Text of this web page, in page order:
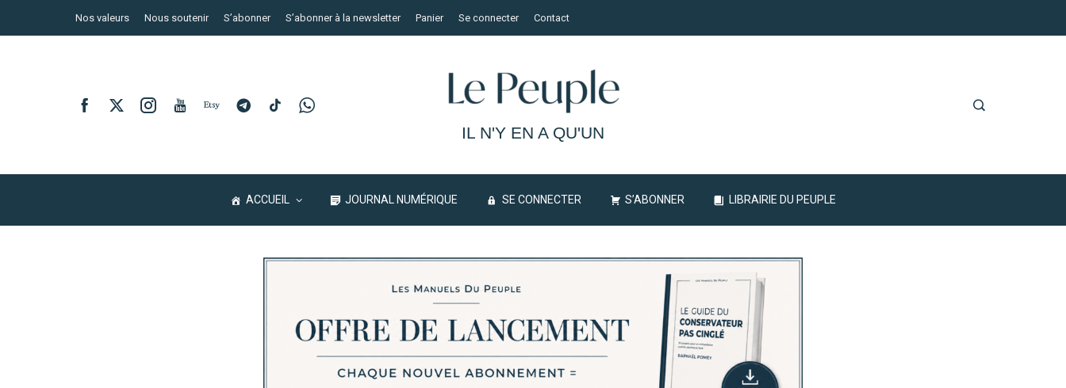
Nos valeurs Nous soutenir S’abonner S’abonner à la newsletter Panier Se connecter Contact
IL N'Y EN A QU'UN
ACCUEIL JOURNAL NUMÉRIQUE SE CONNECTER S’ABONNER LIBRAIRIE DU PEUPLE